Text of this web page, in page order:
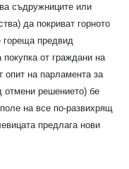
съдружниците или
да покриват горното
гореща предвид
от граждани на
опит на парламента за
отмени решението) бе
на все по-развихрящ
предлага нови